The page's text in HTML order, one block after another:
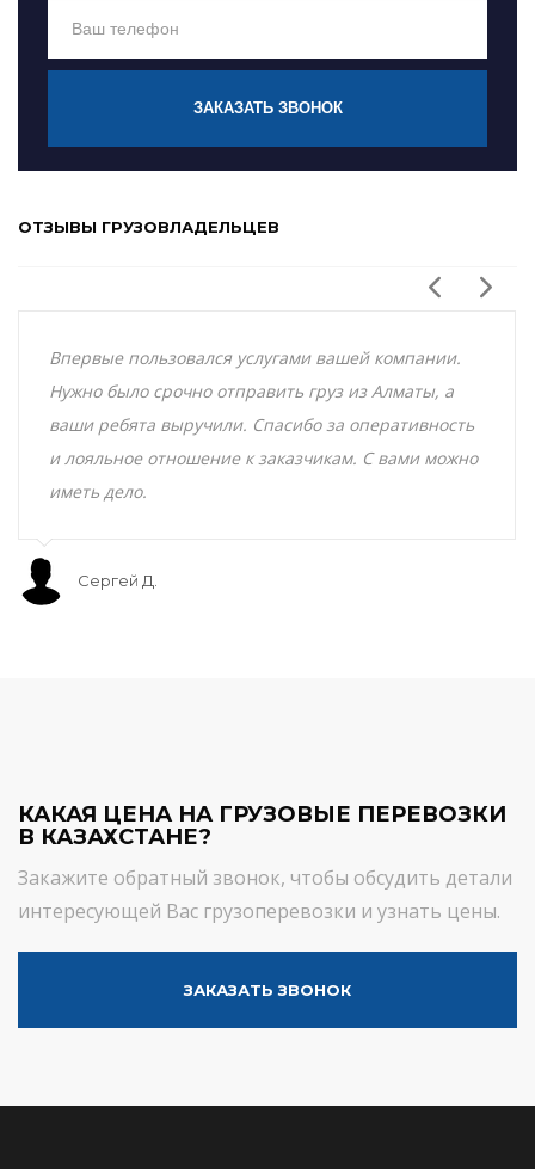
ЗАКАЗАТЬ ЗВОНОК
ОТЗЫВЫ ГРУЗОВЛАДЕЛЬЦЕВ
Впервые пользовался услугами вашей компании.
Нужно было срочно отправить груз из Алматы, а
ваши ребята выручили. Спасибо за оперативность
и лояльное отношение к заказчикам. С вами можно
иметь дело.
Сергей Д.
КАКАЯ ЦЕНА НА ГРУЗОВЫЕ ПЕРЕВОЗКИ
В КАЗАХСТАНЕ?
Закажите обратный звонок, чтобы обсудить детали
интересующей Вас грузоперевозки и узнать цены.
ЗАКАЗАТЬ ЗВОНОК